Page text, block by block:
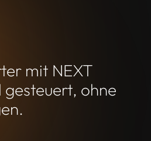
mit NEXT
ohne